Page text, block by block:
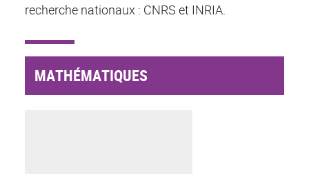
recherche nationaux : CNRS et INRIA.
MATHÉMATIQUES